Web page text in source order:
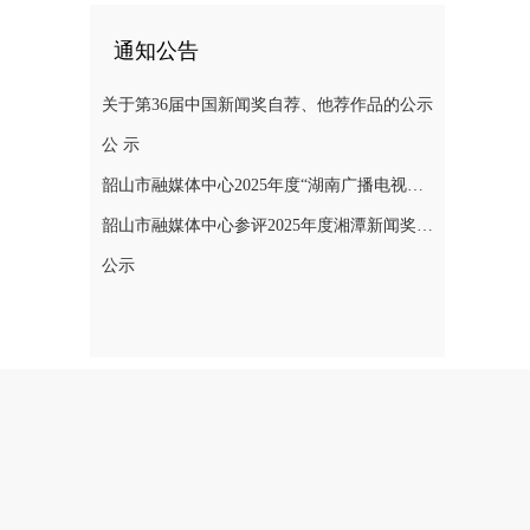
通知公告
关于第36届中国新闻奖自荐、他荐作品的公示
公 示
韶山市融媒体中心2025年度“湖南广播电视奖”县融专项奖参评作品公示
韶山市融媒体中心参评2025年度湘潭新闻奖评选作品公示
公示